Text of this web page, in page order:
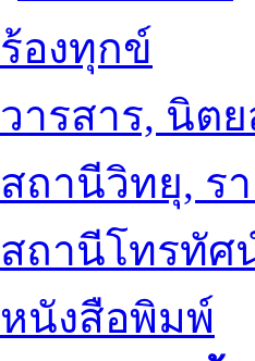
ร้องทุกข์
วารสาร, นิต
สถานีวิทยุ, ร
สถานีโทรทัศ
หนังสือพิมพ์